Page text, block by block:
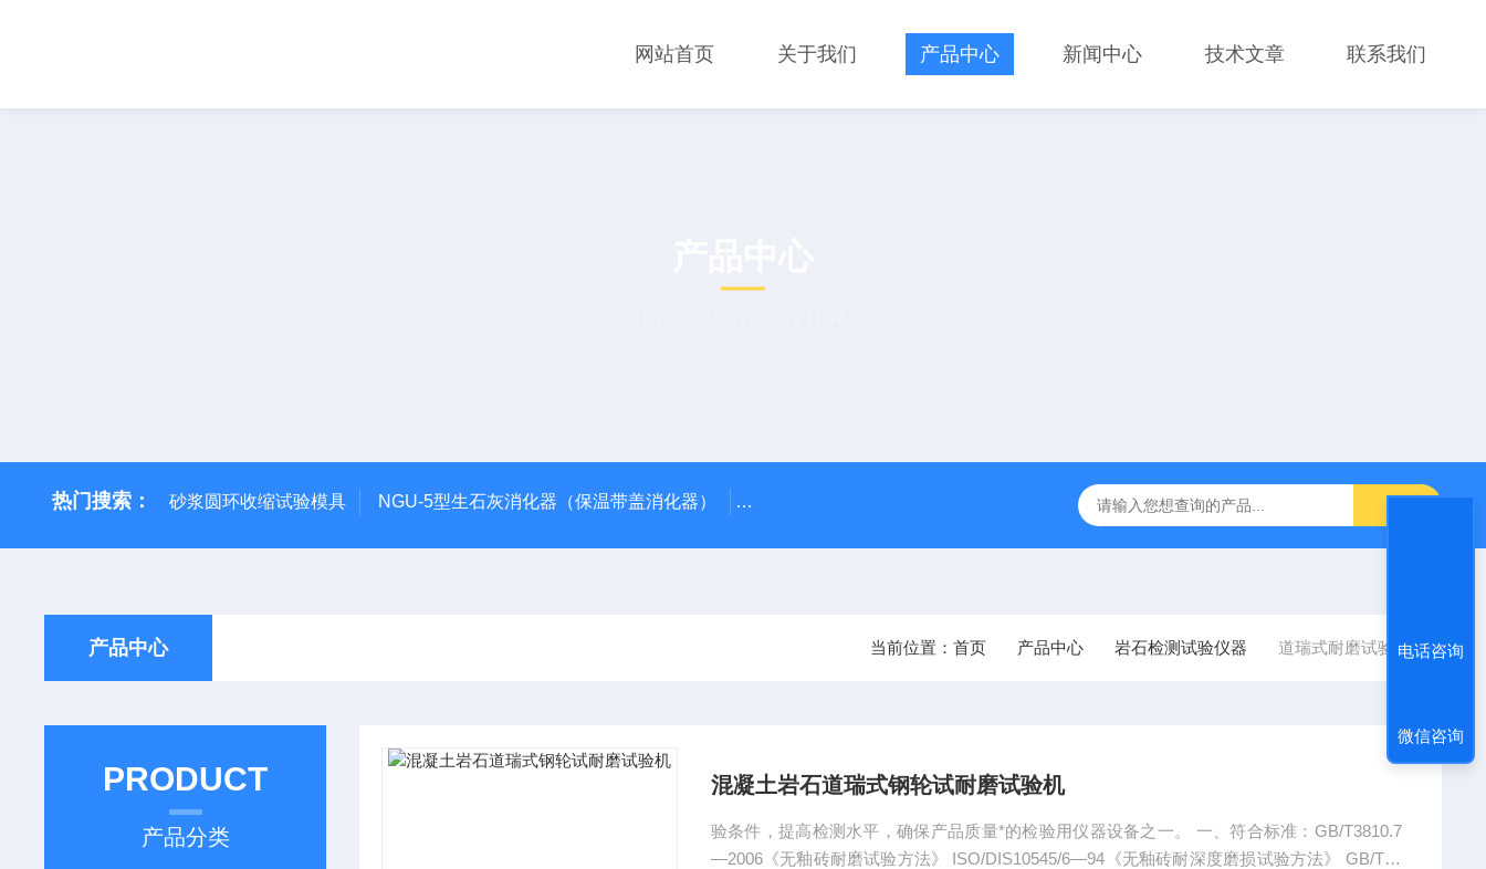
网站首页 关于我们 产品中心 新闻中心 技术文章 联系我们
热门搜索： 砂浆圆环收缩试验模具 NGU-5型生石灰消化器（保温带盖消化器） *GB/T 50080-2016标准普通混凝土泌水率试验容量筒试验方法 生石灰浆渣测定仪 方圆
产品中心 当前位置： 首页 产品中心 岩石检测试验仪器 道瑞式耐磨试验机
PRODUCT
产品分类
混凝土岩石道瑞式钢轮试耐磨试验机
验条件，提高检测水平，确保产品质量*的检验用仪器设备之一。 一、符合标准：GB/T3810.7
—2006《无釉砖耐磨试验方法》 ISO/DIS10545/6—94《无釉砖耐深度磨损试验方法》 GB/T12
电话咨询
微信咨询